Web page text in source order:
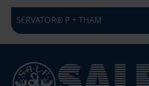
SERVATOR® P + THAM